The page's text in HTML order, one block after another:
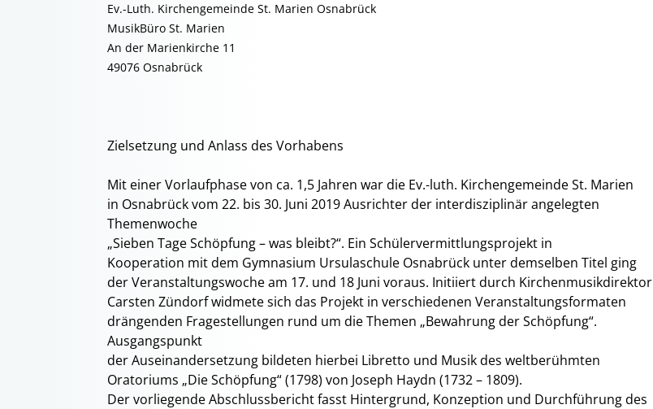
Ev.-Luth. Kirchengemeinde St. Marien Osnabrück
MusikBüro St. Marien
An der Marienkirche 11
49076 Osnabrück
Zielsetzung und Anlass des Vorhabens
Mit einer Vorlaufphase von ca. 1,5 Jahren war die Ev.-luth. Kirchengemeinde St. Marien
in Osnabrück vom 22. bis 30. Juni 2019 Ausrichter der interdisziplinär angelegten
Themenwoche
„Sieben Tage Schöpfung – was bleibt?“. Ein Schülervermittlungsprojekt in
Kooperation mit dem Gymnasium Ursulaschule Osnabrück unter demselben Titel ging
der Veranstaltungswoche am 17. und 18 Juni voraus. Initiiert durch Kirchenmusikdirektor
Carsten Zündorf widmete sich das Projekt in verschiedenen Veranstaltungsformaten
drängenden Fragestellungen rund um die Themen „Bewahrung der Schöpfung“.
Ausgangspunkt
der Auseinandersetzung bildeten hierbei Libretto und Musik des weltberühmten
Oratoriums „Die Schöpfung“ (1798) von Joseph Haydn (1732 – 1809).
Der vorliegende Abschlussbericht fasst Hintergrund, Konzeption und Durchführung des